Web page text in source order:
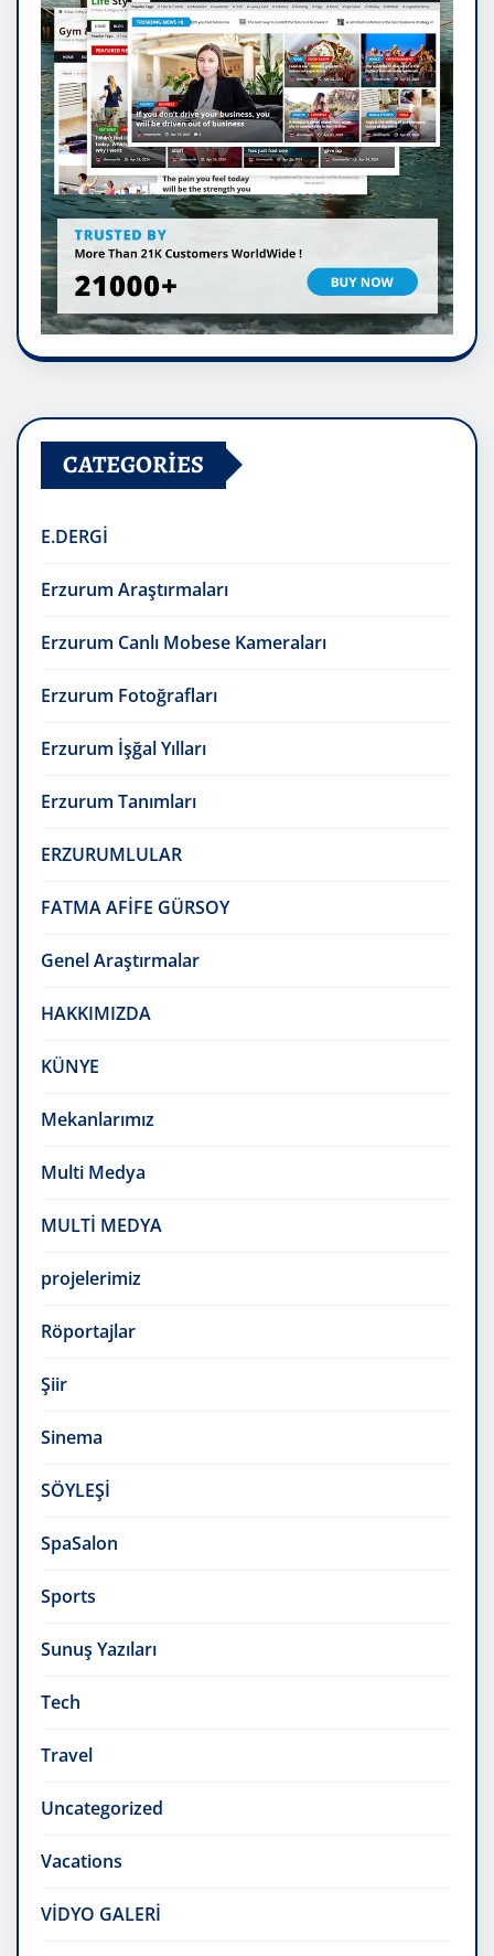
CATEGORIES
E.DERGİ
Erzurum Araştırmaları
Erzurum Canlı Mobese Kameraları
Erzurum Fotoğrafları
Erzurum İşğal Yılları
Erzurum Tanımları
ERZURUMLULAR
FATMA AFİFE GÜRSOY
Genel Araştırmalar
HAKKIMIZDA
KÜNYE
Mekanlarımız
Multi Medya
MULTİ MEDYA
projelerimiz
Röportajlar
Şiir
Sinema
SÖYLEŞİ
SpaSalon
Sports
Sunuş Yazıları
Tech
Travel
Uncategorized
Vacations
VİDYO GALERİ